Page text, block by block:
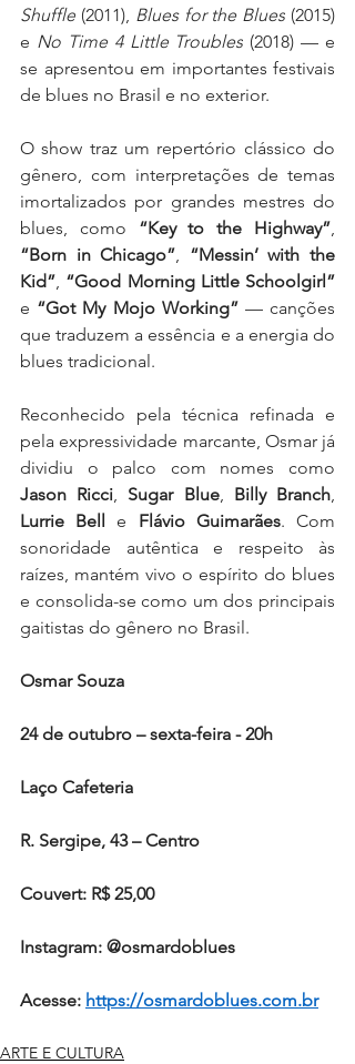
Shuffle (2011), Blues for the Blues (2015)
e No Time 4 Little Troubles (2018) — e
se apresentou em importantes festivais
de blues no Brasil e no exterior.
O show traz um repertório clássico do
gênero, com interpretações de temas
imortalizados por grandes mestres do
blues, como “Key to the Highway”
“Born in Chicago”
“Messin’ with the
Kid” “Good Morning Little Schoolgirl”
e “Got My Mojo Working” — canções
que traduzem a essência e a energia do
blues tradicional.
Reconhecido pela técnica refinada e
pela expressividade marcante, Osmar já
Jason Ricci
Sugar Blue, Billy Branch
Lurrie Bell e Flávio Guimarães. Com
sonoridade autêntica e respeito às
raízes, mantém vivo o espírito do blues
e consolida-se como um dos principais
gaitistas do gênero no Brasil.
Osmar Souza
24 de outubro – sexta-feira - 20h
Laço Cafeteria
R. Sergipe, 43 – Centro
Couvert: R$ 25,00
Instagram: @osmardoblues
Acesse: https://osmardoblues.com.br
ARTE E CULTURA